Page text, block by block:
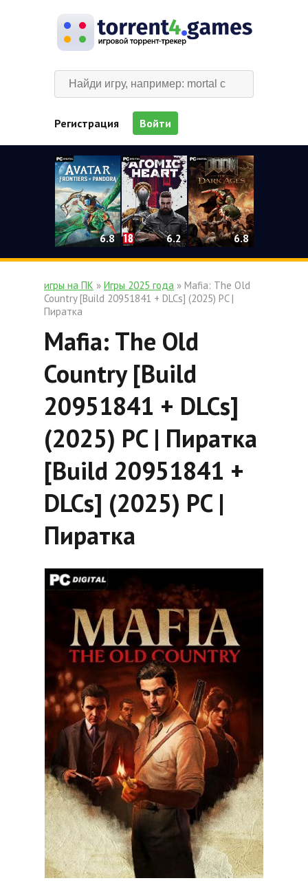
Регистрация Войти
6.8 6.2 6.8
игры на ПК » Игры 2025 года » Mafia: The Old
Country [Build 20951841 + DLCs] (2025) PC |
Пиратка
Mafia: The Old
Country [Build
20951841 + DLCs]
(2025) PC | Пиратка
[Build 20951841 +
DLCs] (2025) PC |
Пиратка